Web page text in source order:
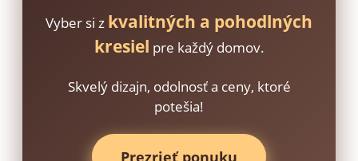
Vyber si z kvalitných a pohodlných
kresiel pre každý domov.
Skvelý dizajn, odolnosť a ceny, ktoré
potešia!
Prezrieť ponuku